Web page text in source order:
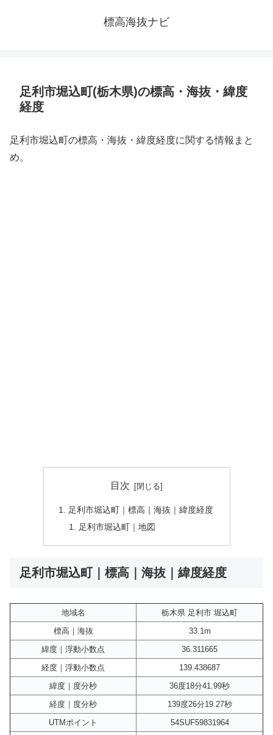
標高海抜ナビ
足利市堀込町(栃木県)の標高・海抜・緯度
経度
足利市堀込町の標高・海抜・緯度経度に関する情報まと
め。
目次
足利市堀込町｜標高｜海抜｜緯度経度
足利市堀込町｜地図
足利市堀込町｜標高｜海抜｜緯度経度
地域名
栃木県 足利市 堀込町
標高｜海抜
33.1m
緯度｜浮動小数点
36.311665
経度｜浮動小数点
139.438687
緯度｜度分秒
36度18分41.99秒
経度｜度分秒
139度26分19.27秒
UTMポイント
54SUF59831964